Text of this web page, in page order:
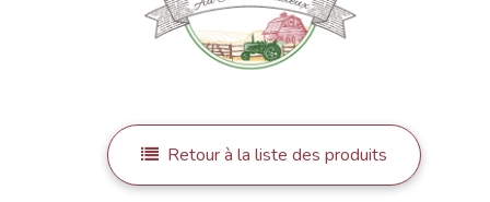
Retour à la liste des produits